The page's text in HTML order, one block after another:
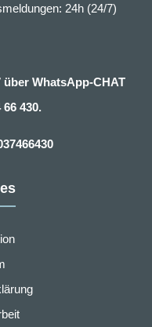
24h (24/7)
WhatsApp-CHAT
66 430.